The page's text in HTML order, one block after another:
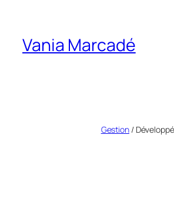
Vania Marcadé
Gestion/